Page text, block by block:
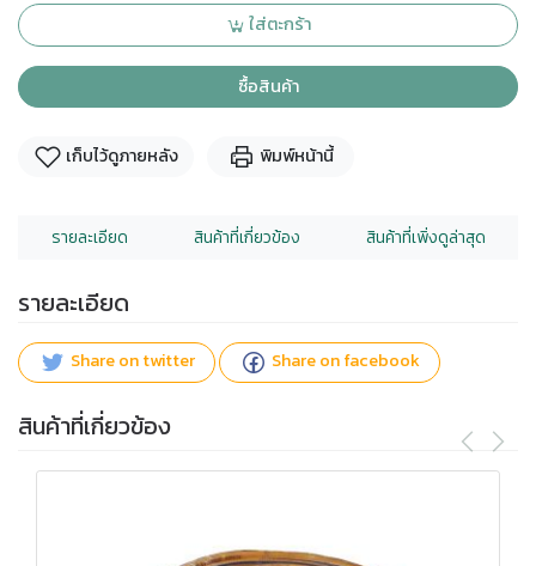
ใส่ตะกร้า
ซื้อสินค้า
เก็บไว้ดูภายหลัง พิมพ์หน้านี้
รายละเอียด สินค้าที่เกี่ยวข้อง สินค้าที่เพิ่งดูล่าสุด
รายละเอียด
Share on twitter Share on facebook
สินค้าที่เกี่ยวข้อง